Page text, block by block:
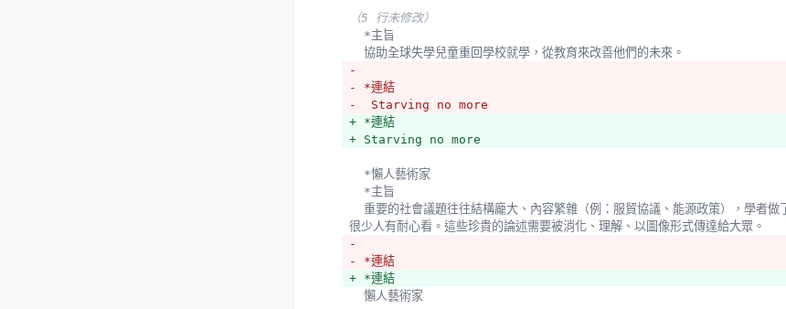
+
+ *鄉民關心你
+ *主旨
+ 主治鄉民健忘症，讓鄉民能找對窗口、釐清問題及權責、表達意見或提案、進度
+
+ *公務員出國考察追蹤網
+ *主旨
+ 我們公務人員出國考察其實是很像挖馬路，除了很浮濫，而且常常是一再重覆。
不要講一堆被考察的城市都是些知名觀光景點。
+ *Fast On Board 零時通關
+ *主旨
+ 新朋友發現加入 g0v 有許多障礙和門檻，希望能收集新朋友的回饋，發展出更
+
+ *萌典
+ *主旨
（5 行未修改）
  *主旨
  協助全球失學兒童重回學校就學，從教育來改善他們的未來。
-
- *連結
-  Starving no more
+ *連結
+ Starving no more
  *懶人藝術家
  *主旨
很少人有耐心看。這些珍貴的論述需要被消化、理解、以圖像形式傳達給大眾。
-
- *連結
+ *連結
  懶人藝術家